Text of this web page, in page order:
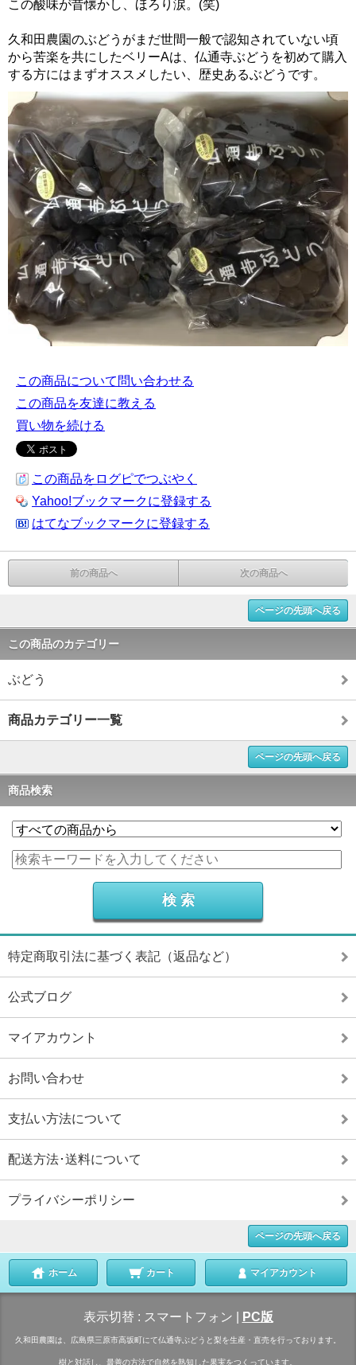
この酸味が昔懐かし、ほろり涙。(笑)
久和田農園のぶどうがまだ世間一般で認知されていない頃
から苦楽を共にしたベリーAは、仏通寺ぶどうを初めて購入
する方にはまずオススメしたい、歴史あるぶどうです。
この商品について問い合わせる
この商品を友達に教える
買い物を続ける
この商品をログピでつぶやく
Yahoo!ブックマークに登録する
はてなブックマークに登録する
前の商品へ 次の商品へ
ページの先頭へ戻る
この商品のカテゴリー
ぶどう
商品カテゴリー一覧
ページの先頭へ戻る
商品検索
特定商取引法に基づく表記（返品など）
公式ブログ
マイアカウント
お問い合わせ
支払い方法について
配送方法･送料について
プライバシーポリシー
ページの先頭へ戻る
ホーム カート マイアカウント
表示切替 : スマートフォン PC版
久和田農園は、広島県三原市高坂町にて仏通寺ぶどうと梨を生産・直売を行っております。
樹と対話し、最善の方法で自然を熟知した果実をつくっています。